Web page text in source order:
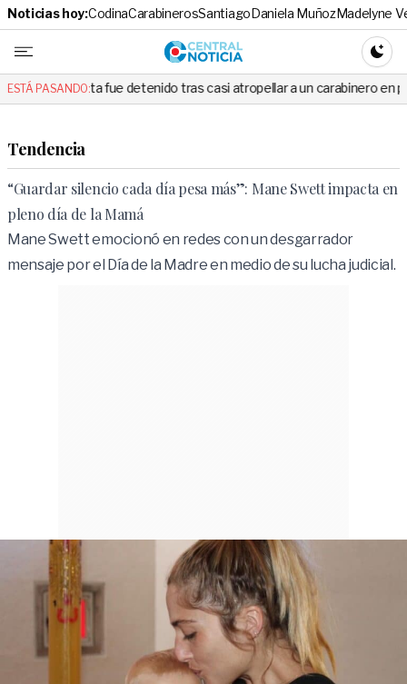
Noticias hoy:CodinaCarabinerosSantiagoDaniela MuñozMadelyne
Central
ESTÁ PASANDO:
detenido tras casi atropellar a un carabinero en plena fiscalización
Tendencia
“Guardar silencio cada día pesa más”: Mane Swett impacta en
pleno día de la Mamá
Mane Swett emocionó en redes con un desgarrador
mensaje por el Día de la Madre en medio de su lucha judicial.